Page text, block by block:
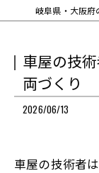
車屋の技
両づくり
2026/06/13
車屋の技術者